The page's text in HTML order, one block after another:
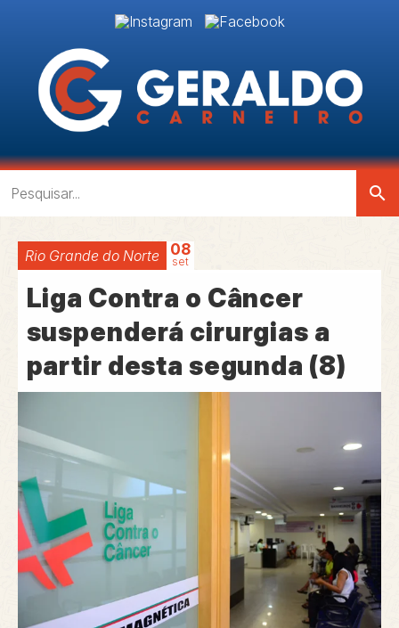
search
Rio Grande do Norte 08
set
Liga Contra o Câncer
suspenderá cirurgias a
partir desta segunda (8)